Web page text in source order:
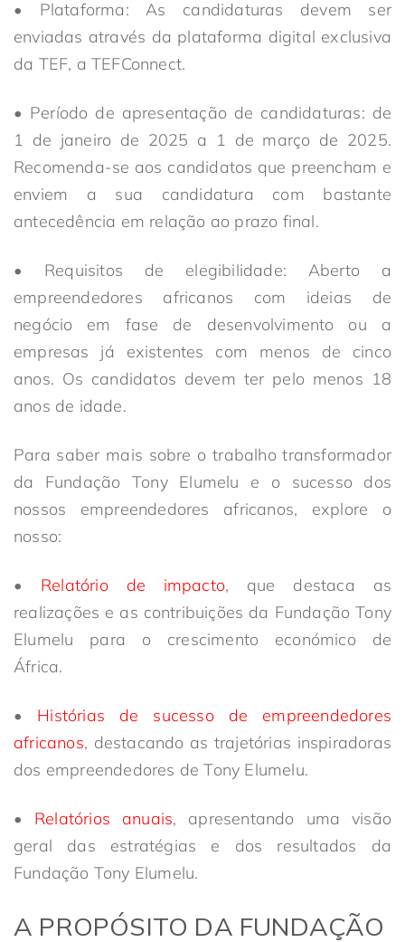
• Plataforma: As candidaturas devem ser
enviadas através da plataforma digital exclusiva
da TEF, a TEFConnect.
• Período de apresentação de candidaturas: de
1 de janeiro de 2025 a 1 de março de 2025.
Recomenda-se aos candidatos que preencham e
enviem a sua candidatura com bastante
antecedência em relação ao prazo final.
• Requisitos de elegibilidade: Aberto a
empreendedores africanos com ideias de
negócio em fase de desenvolvimento ou a
empresas já existentes com menos de cinco
anos. Os candidatos devem ter pelo menos 18
anos de idade.
Para saber mais sobre o trabalho transformador
da Fundação Tony Elumelu e o sucesso dos
nossos empreendedores africanos, explore o
nosso:
• Relatório de impacto, que destaca as
realizações e as contribuições da Fundação Tony
Elumelu para o crescimento económico de
África.
• Histórias de sucesso de empreendedores
africanos, destacando as trajetórias inspiradoras
dos empreendedores de Tony Elumelu.
• Relatórios anuais, apresentando uma visão
geral das estratégias e dos resultados da
Fundação Tony Elumelu.
A PROPÓSITO DA FUNDAÇÃO